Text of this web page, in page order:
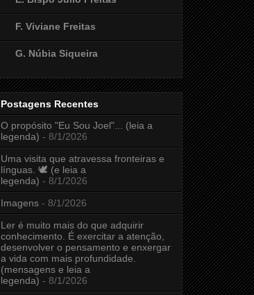
F. Viviane Freitas
G. Núbia Siqueira
Postagens Recentes
O propósito "Eu Sou Joel"... (leia a
legenda) - 8/1/2026
Uma visita que atravessa fronteiras e
línguas. 🕊️ (e leia a
legenda) - 8/1/2026
Imagens - 8/1/2026
Ler é muito mais do que adquirir
conhecimento. É exercitar a atenção,
desenvolver o pensamento e enxergar
a vida com mais profundidade.
(mensagens e leia a
legenda) - 8/1/2026